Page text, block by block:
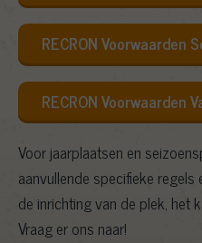
RECRON Voorwaarden
RECRON Voorwaarden
Voor jaarplaatsen en
aanvullende specifieke
de inrichting van de plek, het
Vraag er ons naar!